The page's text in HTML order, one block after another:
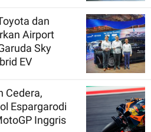
dan
Airport
Sky
EV
Cedera,
Espargarodi
Inggris